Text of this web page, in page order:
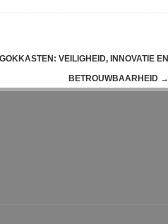
VEILIGHEID, INNOVATIE EN
BETROUWBAARHEID →